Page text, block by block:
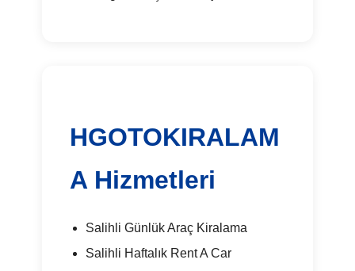
HGOTOKIRALAM
A Hizmetleri
Salihli Günlük Araç Kiralama
Salihli Haftalık Rent A Car